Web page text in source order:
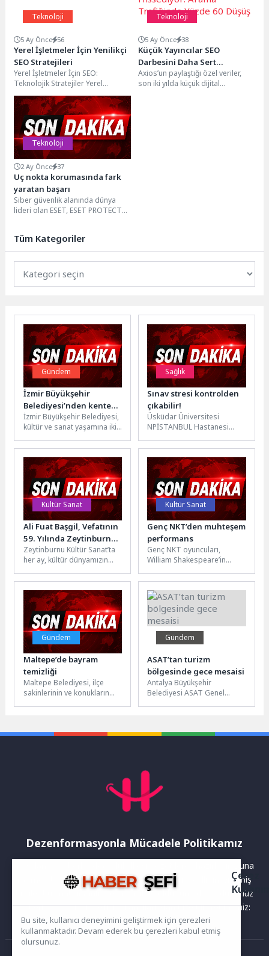
Teknoloji
5 Ay Önce 56
Yerel İşletmeler İçin Yenilikçi
SEO Stratejileri
Yerel İşletmeler İçin SEO:
Teknolojik Stratejiler Yerel
işletmeler için SEO çalışmaları,
dijital pazarlama stratejilerinin
temel...
Teknoloji
5 Ay Önce 38
Küçük Yayıncılar SEO
Darbesini Daha Sert
Hissediyor: Arama Trafiğinde
Yüzde 60 Düşüş
Axios’un paylaştığı özel veriler,
son iki yılda küçük dijital
Teknoloji
2 Ay Önce 37
Uç nokta korumasında fark
yaratan başarı
Siber güvenlik alanında dünya
lideri olan ESET, ESET PROTECT
Tüm Kategoriler
Gündem
İzmir Büyükşehir
Belediyesi’nden kente
iki yeni orkestra
İzmir Büyükşehir Belediyesi,
kültür ve sanat yaşamına iki
İzBB Smyrna Ensemble
Orkestrası...
Sağlık
Sınav stresi kontrolden
çıkabilir!
Üsküdar Üniversitesi
NPİSTANBUL Hastanesi
Uzmanı Dr. Öğr. Üyesi Melek
Gözde Luş,...
Kültür Sanat
Ali Fuat Başgil, Vefatının
59. Yılında Zeytinburnu
Kültür Sanat’ta Anıldı!
Zeytinburnu Kültür Sanat’ta
her ay, kültür dünyamızın
Hukuk, ilim, siyaset ve
kültür...
Kültür Sanat
Genç NKT’den muhteşem
performans
Genç NKT oyuncuları,
William Shakespeare’in
Rüyası” ile seyirci karşısına
çıktı....
Gündem
Maltepe’de bayram
temizliği
Maltepe Belediyesi, ilçe
sakinlerinin ve konukların
Gündem
ASAT’tan turizm
bölgesinde gece mesaisi
Antalya Büyükşehir
Belediyesi ASAT Genel
Dezenformasyonla Mücadele Politikamız
Yayınlanan haberler doğruluk ilkesi gözetilerek hazırlanır. Buna
rağmen bazı içeriklerde eksik, hatalı veya güncelliğini yitirmiş
bilgiler bulunabilir.Yanlış veya yanıltıcı olduğunu düşündüğünüz
haberleri aşağıdaki iletişim kanallarından bize bildirebilirsiniz:
Çerez
Bu site, kullanıcı deneyimini geliştirmek için çerezleri
kullanmaktadır. Devam ederek bu çerezleri kabul etmiş
olursunuz.